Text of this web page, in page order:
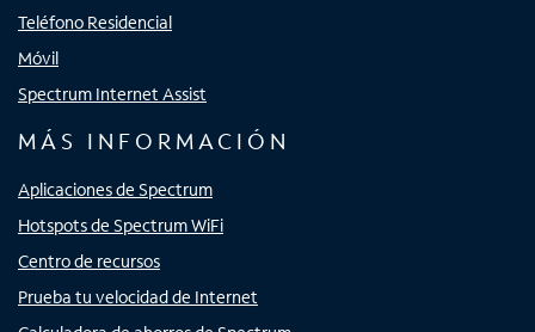
Teléfono Residencial
Móvil
Spectrum Internet Assist
MÁS INFORMACIÓN
Aplicaciones de Spectrum
Hotspots de Spectrum WiFi
Centro de recursos
Prueba tu velocidad de Internet